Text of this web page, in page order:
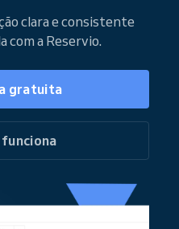
clara e consistente
com a Reservio.
gratuita